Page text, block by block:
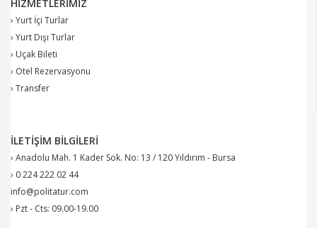
HIZMETLERIMIZ
› Yurt İçi Turlar
› Yurt Dışı Turlar
› Uçak Bileti
› Otel Rezervasyonu
› Transfer
İLETIŞIM BILGILERI
› Anadolu Mah. 1 Kader Sok. No: 13 / 120 Yıldırım - Bursa
› 0 224 222 02 44
info@politatur.com
› Pzt - Cts: 09.00-19.00